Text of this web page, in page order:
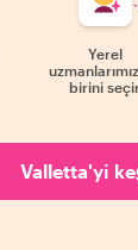
Yerel
birini
Valletta'yi